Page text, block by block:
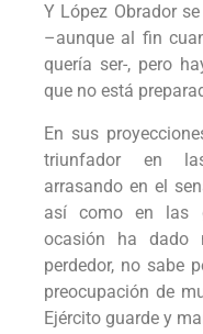
Y López Obrador
–aunque al fin
quería ser-, pero
que no está
En sus
triunfador en las
arrasando en el
así como en las
ocasión ha dado
perdedor, no sabe
preocupación de
Ejército guarde y